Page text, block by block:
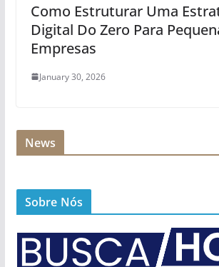
Como Estruturar Uma
Digital Do Zero Para
Empresas
January 30, 2026
News
Sobre Nós